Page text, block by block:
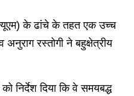
के ढांचे के तहत एक उच्च
रस्तोगी ने बहुक्षेत्रीय
निर्देश दिया कि वे समयबद्ध